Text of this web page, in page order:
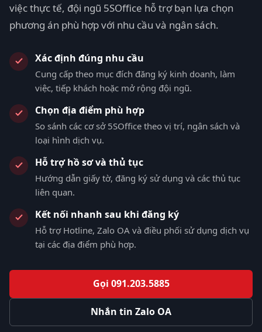
việc thực tế, đội ngũ 5SOffice hỗ trợ bạn lựa chọn
phương án phù hợp với nhu cầu và ngân sách.
Xác định đúng nhu cầu
Cung cấp theo mục đích đăng ký kinh doanh, làm
việc, tiếp khách hoặc mở rộng đội ngũ.
Chọn địa điểm phù hợp
So sánh các cơ sở 5SOffice theo vị trí, ngân sách và
loại hình dịch vụ.
Hỗ trợ hồ sơ và thủ tục
Hướng dẫn giấy tờ, đăng ký sử dụng và các thủ tục
liên quan.
Kết nối nhanh sau khi đăng ký
Hỗ trợ Hotline, Zalo OA và điều phối sử dụng dịch vụ
tại các địa điểm phù hợp.
Gọi 091.203.5885
Nhắn tin Zalo OA